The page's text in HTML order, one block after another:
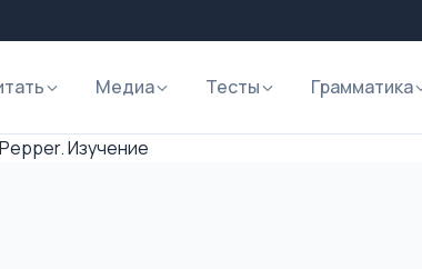
Медиа Тесты Грамматика
Изучение